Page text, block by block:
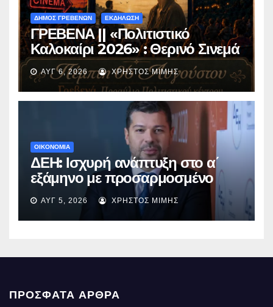
ΔΗΜΟΣ ΓΡΕΒΕΝΩΝ ΕΚΔΗΛΩΣΗ
ΓΡΕΒΕΝΑ || «Πολιτιστικό
Καλοκαίρι 2026» : Θερινό Σινεμά
με την βραβευμένη ταινία
«Μικρές Ανάσες».
ΑΥΓ 6, 2026 ΧΡΉΣΤΟΣ ΜΊΜΗΣ
ΟΙΚΟΝΟΜΙΑ
ΔΕΗ: Ισχυρή ανάπτυξη στο α΄
εξάμηνο με προσαρμοσμένο
EBITDA στα €1,2 δισ.
ΑΥΓ 5, 2026 ΧΡΉΣΤΟΣ ΜΊΜΗΣ
ΠΡΌΣΦΑΤΑ ΆΡΘΡΑ